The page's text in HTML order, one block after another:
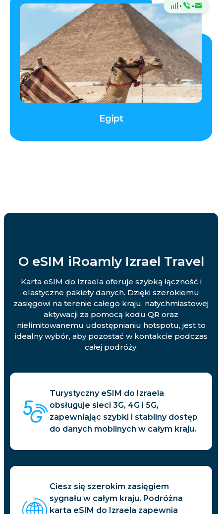
· ·
Egipt
O eSIM iRoamly Izrael Travel
Karta eSIM do Izraela oferuje szybką łączność i
elastyczne pakiety danych. Dzięki szerokiemu
zasięgowi na terenie całego kraju, natychmiastowej
aktywacji za pomocą kodu QR oraz
nielimitowanemu udostępnianiu hotspotu, jest to
idealny wybór, aby pozostać w kontakcie podczas
całej podróży.
Turystyczny eSIM do Izraela
obsługuje sieci 3G, 4G i 5G,
zapewniając szybki i stabilny dostęp
do danych mobilnych w całym kraju.
Ciesz się szerokim zasięgiem
sygnału w całym kraju. Podróżna
karta eSIM do Izraela zapewnia